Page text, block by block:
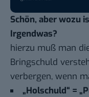
Schön, aber wozu
Irgendwas?
hierzu muß man
Bringschuld
verbergen, wenn
„Holschuld“ =